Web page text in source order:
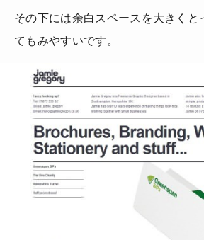
その下には余白スペースを大きくと
てもみやすいです。